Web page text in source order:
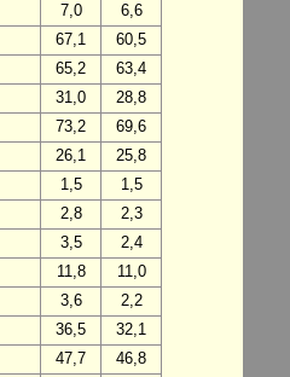
7,0
6,6
67,1
60,5
65,2
63,4
31,0
28,8
73,2
69,6
26,1
25,8
1,5
1,5
2,8
2,3
3,5
2,4
11,8
11,0
3,6
2,2
36,5
32,1
47,7
46,8